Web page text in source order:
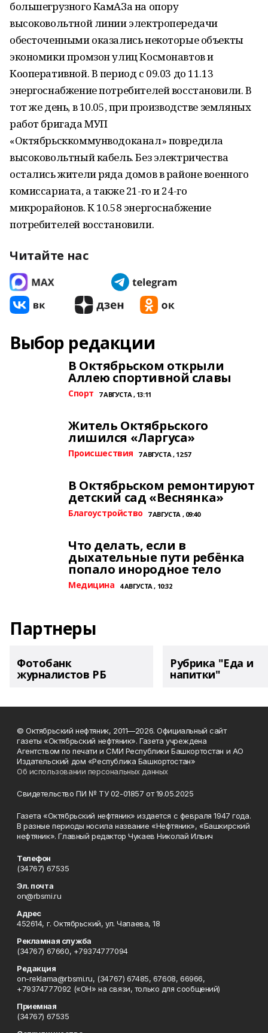
большегрузного КамАЗа на опору
высоковольтной линии электропередачи
обесточенными оказались некоторые объекты
экономики промзон улиц Космонавтов и
Кооперативной. В период с 09.03 до 11.13
энергоснабжение потребителей восстановили. В
тот же день, в 10.05, при производстве земляных
работ бригада МУП
«Октябрьсккоммунводоканал» повредила
высоковольтный кабель. Без электричества
остались жители ряда домов в районе военного
комиссариата, а также 21-го и 24-го
микрорайонов. К 10.58 энергоснабжение
потребителей восстановили.
Читайте нас
Выбор редакции
В Октябрьском открыли
Аллею спортивной славы
Спорт 7 АВГУСТА , 13:11
Житель Октябрьского
лишился «Ларгуса»
Происшествия 7 АВГУСТА , 12:57
В Октябрьском ремонтируют
детский сад «Веснянка»
Благоустройство 7 АВГУСТА , 09:40
Что делать, если в
дыхательные пути ребёнка
попало инородное тело
Медицина 4 АВГУСТА , 10:32
Партнеры
Фотобанк
журналистов РБ
Рубрика "Еда и
напитки"
© Октябрьский нефтяник, 2011—2026. Официальный сайт
газеты «Октябрьский нефтяник». Газета учреждена
Агентством по печати и СМИ Республики Башкортостан и АО
Издательский дом «Республика Башкортостан»
Об использовании персональных данных
Свидетельство ПИ № ТУ 02-01857 от 19.05.2025
Газета «Октябрьский нефтяник» издается с февраля 1947 года.
В разные периоды носила название «Нефтяник», «Башкирский
нефтяник». Главный редактор Чукаев Николай Ильич
Телефон
(34767) 67535
Эл. почта
on@rbsmi.ru
Адрес
452614, г. Октябрьский, ул. Чапаева, 18
Рекламная служба
(34767) 67660, +79374777094
Редакция
on-reklama@rbsmi.ru, (34767) 67485, 67608, 66966,
+79374777092 («ОН» на связи, только для сообщений)
Приемная
(34767) 67535